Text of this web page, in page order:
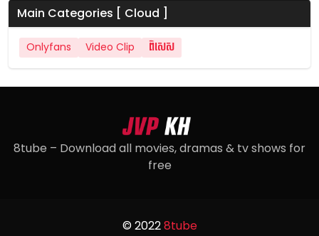
Main Categories [ Cloud ]
Onlyfans Video Clip ពិសេស
8tube – Download all movies, dramas & tv shows for
free
© 20228tube